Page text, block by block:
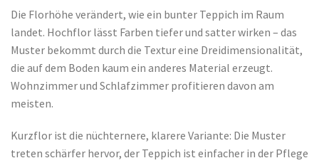
Die Florhöhe verändert, wie ein bunter Teppich im Raum
landet. Hochflor lässt Farben tiefer und satter wirken – das
Muster bekommt durch die Textur eine Dreidimensionalität,
die auf dem Boden kaum ein anderes Material erzeugt.
Wohnzimmer und Schlafzimmer profitieren davon am
meisten.
Kurzflor ist die nüchternere, klarere Variante: Die Muster
treten schärfer hervor, der Teppich ist einfacher in der Pflege